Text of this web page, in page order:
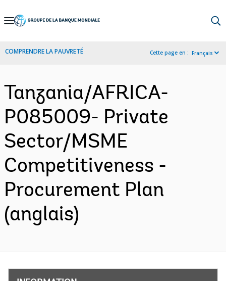
Skip
Navigation
COMPRENDRE LA PAUVRETÉ Cette page en : Français
Tanzania/AFRICA-
P085009- Private
Sector/MSME
Competitiveness -
Procurement Plan
(anglais)